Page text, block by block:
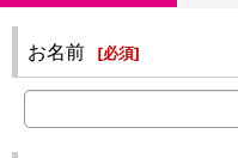
お名前 [必須]